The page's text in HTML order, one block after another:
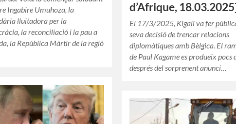
Ingabire Umuhoza, la
lluitadora per la
la reconciliació i la pau a
la República Màrtir de la regió
d’Afrique,
El 17/3/2025, Kigali va fer
seva decisió de trencar relacions
diplomàtiques amb Bèlgica. El
de Paul Kagame es produeix pocs
després del sorprenent anunci…